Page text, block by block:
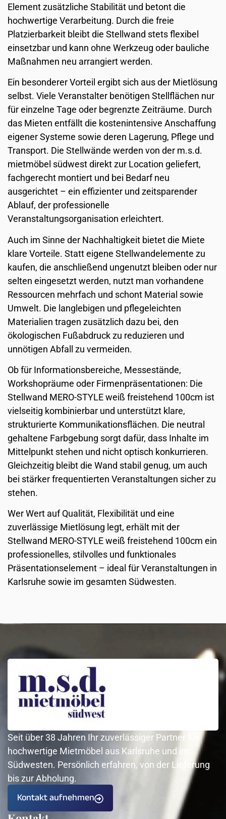
Element zusätzliche Stabilität und betont die
hochwertige Verarbeitung. Durch die freie
Platzierbarkeit bleibt die Stellwand stets flexibel
einsetzbar und kann ohne Werkzeug oder bauliche
Maßnahmen neu arrangiert werden.
Ein besonderer Vorteil ergibt sich aus der Mietlösung
selbst. Viele Veranstalter benötigen Stellflächen nur
für einzelne Tage oder begrenzte Zeiträume. Durch
das Mieten entfällt die kostenintensive Anschaffung
eigener Systeme sowie deren Lagerung, Pflege und
Transport. Die Stellwände werden von der m.s.d.
mietmöbel südwest direkt zur Location geliefert,
fachgerecht montiert und bei Bedarf neu
ausgerichtet – ein effizienter und zeitsparender
Ablauf, der professionelle
Veranstaltungsorganisation erleichtert.
Auch im Sinne der Nachhaltigkeit bietet die Miete
klare Vorteile. Statt eigene Stellwandelemente zu
kaufen, die anschließend ungenutzt bleiben oder nur
selten eingesetzt werden, nutzt man vorhandene
Ressourcen mehrfach und schont Material sowie
Umwelt. Die langlebigen und pflegeleichten
Materialien tragen zusätzlich dazu bei, den
ökologischen Fußabdruck zu reduzieren und
unnötigen Abfall zu vermeiden.
Ob für Informationsbereiche, Messestände,
Workshopräume oder Firmenpräsentationen: Die
Stellwand MERO-STYLE weiß freistehend 100cm ist
vielseitig kombinierbar und unterstützt klare,
strukturierte Kommunikationsflächen. Die neutral
gehaltene Farbgebung sorgt dafür, dass Inhalte im
Mittelpunkt stehen und nicht optisch konkurrieren.
Gleichzeitig bleibt die Wand stabil genug, um auch
bei stärker frequentierten Veranstaltungen sicher zu
stehen.
Wer Wert auf Qualität, Flexibilität und eine
zuverlässige Mietlösung legt, erhält mit der
Stellwand MERO-STYLE weiß freistehend 100cm ein
professionelles, stilvolles und funktionales
Präsentationselement – ideal für Veranstaltungen in
Karlsruhe sowie im gesamten Südwesten.
Seit über 38 Jahren Ihr zuverlässiger Partner für
hochwertige Mietmöbel aus Karlsruhe und im
Südwesten. Persönlich erfahren, von der Lieferung
bis zur Abholung.
Kontakt aufnehmen